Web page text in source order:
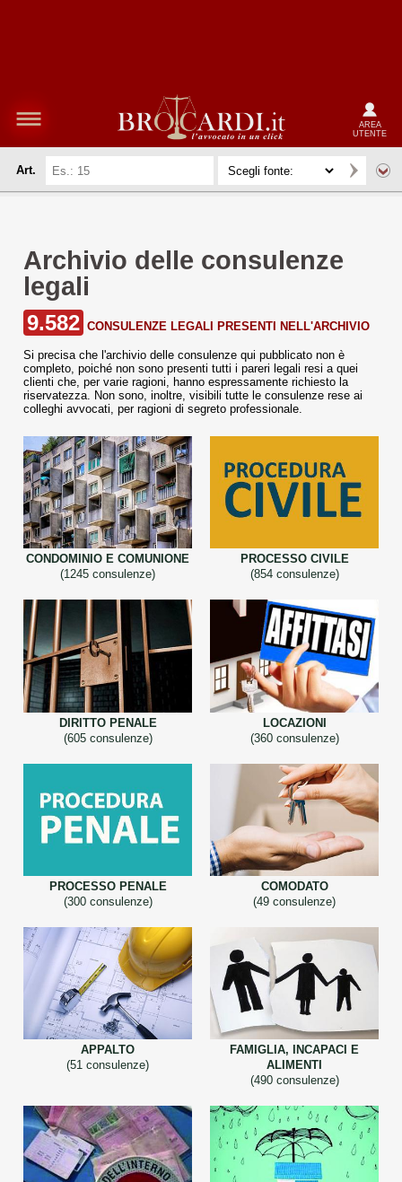
AREA
UTENTE
Art.
Archivio delle consulenze
legali
9.582 CONSULENZE LEGALI PRESENTI NELL'ARCHIVIO
Si precisa che l'archivio delle consulenze qui pubblicato non è
completo, poiché non sono presenti tutti i pareri legali resi a quei
clienti che, per varie ragioni, hanno espressamente richiesto la
riservatezza. Non sono, inoltre, visibili tutte le consulenze rese ai
colleghi avvocati, per ragioni di segreto professionale.
CONDOMINIO E COMUNIONE
(1245 consulenze)
PROCESSO CIVILE
(854 consulenze)
DIRITTO PENALE
(605 consulenze)
LOCAZIONI
(360 consulenze)
PROCESSO PENALE
(300 consulenze)
COMODATO
(49 consulenze)
APPALTO
(51 consulenze)
FAMIGLIA, INCAPACI E
ALIMENTI
(490 consulenze)